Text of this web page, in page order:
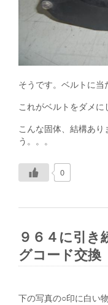
そうです。ベルトに
これがベルトをダメに
こんな固体、結構あり
う。。。
0
９６４に引
グコード交
下の写真の○印に白い物